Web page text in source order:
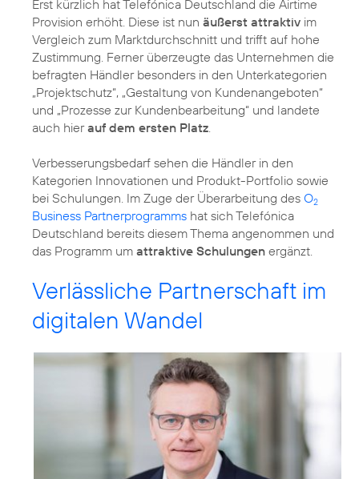
Erst kürzlich hat Telefónica Deutschland die Airtime
Provision erhöht. Diese ist nun äußerst attraktiv im
Vergleich zum Marktdurchschnitt und trifft auf hohe
Zustimmung. Ferner überzeugte das Unternehmen die
befragten Händler besonders in den Unterkategorien
„Projektschutz“, „Gestaltung von Kundenangeboten“
und „Prozesse zur Kundenbearbeitung“ und landete
auch hierauf dem ersten Platz.
Verbesserungsbedarf sehen die Händler in den
Kategorien Innovationen und Produkt-Portfolio sowie
bei Schulungen. Im Zuge der Überarbeitung des O2
Business Partnerprogramms hat sich Telefónica
Deutschland bereits diesem Thema angenommen und
das Programm um attraktive Schulungen ergänzt.
Verlässliche Partnerschaft im
digitalen Wandel